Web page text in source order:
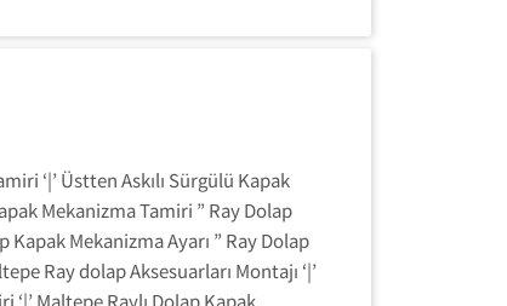
‘|’ Üstten Askılı Sürgülü Kapak
Mekanizma Tamiri ” Ray Dolap
Kapak Mekanizma Ayarı ” Ray Dolap
Ray dolap Aksesuarları Montajı ‘|’
‘|’ Maltepe Raylı Dolap Kapak